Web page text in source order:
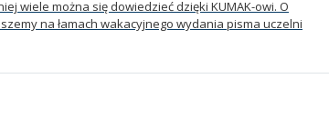
wiele można się dowiedzieć dzięki KUMAK-owi. O
na łamach wakacyjnego wydania pisma uczelni